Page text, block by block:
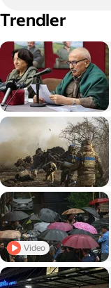
Trendler
Video